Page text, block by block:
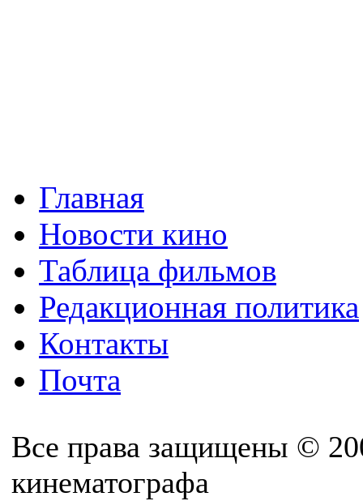
Главная
Новости кино
Таблица фильмов
Редакционная политика
Контакты
Почта
Все права защищены ©
кинематографа